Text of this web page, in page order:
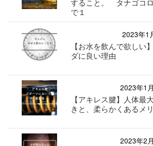
すること。 タナゴコ
で１
2023年1
【お水を飲んで欲しい
ダに良い理由
2023年1
【アキレス腱】人体最
きと、柔らかくあるメ
2023年2